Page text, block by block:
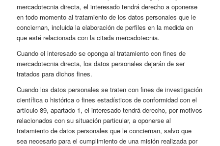
mercadotecnia directa, el interesado tendrá derecho a oponerse
en todo momento al tratamiento de los datos personales que le
conciernan, incluida la elaboración de perfiles en la medida en
que esté relacionada con la citada mercadotecnia.
Cuando el interesado se oponga al tratamiento con fines de
mercadotecnia directa, los datos personales dejarán de ser
tratados para dichos fines.
Cuando los datos personales se traten con fines de investigación
científica o histórica o fines estadísticos de conformidad con el
artículo 89, apartado 1, el interesado tendrá derecho, por motivos
relacionados con su situación particular, a oponerse al
tratamiento de datos personales que le conciernan, salvo que
sea necesario para el cumplimiento de una misión realizada por